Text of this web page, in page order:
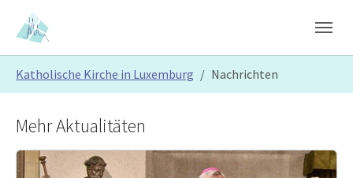
Skip to main content
Skip to page footer
Katholische Kirche in Luxemburg Nachrichten
Mehr Aktualitäten